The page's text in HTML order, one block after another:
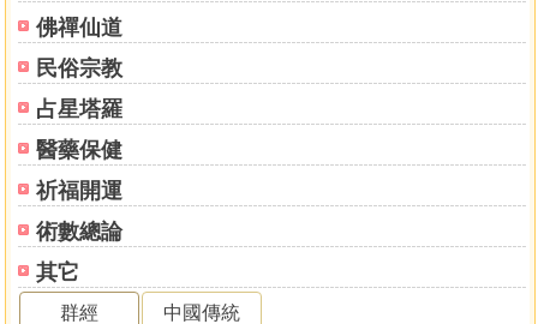
佛禪仙道
民俗宗教
占星塔羅
醫藥保健
祈福開運
術數總論
其它
群經 中國傳統